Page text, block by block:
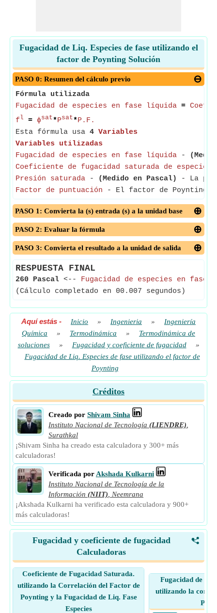
Fugacidad de Liq. Especies de fase utilizando el
factor de Poynting Solución
PASO 0: Resumen del cálculo previo
Fórmula utilizada
Fugacidad de especies en fase líquida =
f l = ϕsat*Psat*P.F.
Esta fórmula usa 4 Variables
Variables utilizadas
Fugacidad de especies en fase líquida -
Coeficiente de fugacidad saturada de especies
Presión saturada - (Medido en Pascal)
- La
Factor de puntuación - El factor de Poynting
PASO 1: Convierta la (s) entrada (s) a la unidad base
PASO 2: Evaluar la fórmula
PASO 3: Convierta el resultado a la unidad de salida
RESPUESTA FINAL
260 Pascal <-- Fugacidad de especies en fase
(Cálculo completado en 00.007 segundos)
Aquí estás - Inicio » Ingenieria »
Ingeniería
Química
» Termodinámica »
Termodinámica de
soluciones
» Fugacidad y coeficiente de fugacidad
»
Fugacidad de Liq. Especies de fase utilizando el factor de
Poynting
Créditos
Creado por Shivam Sinha
Instituto Nacional de Tecnología (LIENDRE)
Surathkal
¡Shivam Sinha ha creado esta calculadora y 300+ más
calculadoras!
Verificada por Akshada Kulkarni
Instituto Nacional de Tecnología de la
Información (NIIT)
Neemrana
¡Akshada Kulkarni ha verificado esta calculadora y 900+
más calculadoras!
<
Fugacidad y coeficiente de fugacidad
Calculadoras
Coeficiente de Fugacidad Saturada.
utilizando la Correlación del Factor de
Poynting y la Fugacidad de Liq. Fase
Especies
Fugacidad de
utilizando la